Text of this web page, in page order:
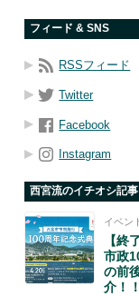
フィード & SNS
RSSフィード
Twitter
Facebook
Instagram
西宮流のイチオシ記事
イベン
【終
市政
の前
介！！